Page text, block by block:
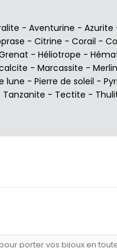
- Aventurine - Azurite
- Citrine - Corail -
- Héliotrope -
- Marcassite -
lune - Pierre de soleil -
Tanzanite - Tectite -
porter vos bijoux en